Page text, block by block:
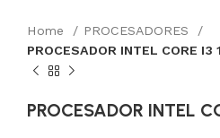
Home
PROCESADORES
PROCESADOR INTEL CORE I3
PROCESADOR INTEL